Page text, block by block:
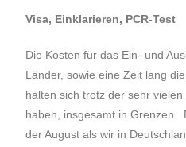
Visa, Einklarieren, PCR-Test
Die Kosten für das Ein- und
Länder, sowie eine Zeit lang
halten sich trotz der sehr
haben, insgesamt in Grenzen.
der August als wir in